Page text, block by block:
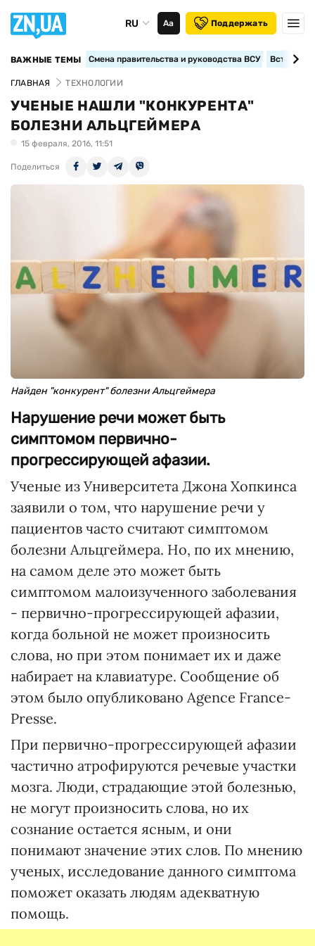
RU Аа Поддержать
ВАЖНЫЕ ТЕМЫ Смена правительства и руководства ВСУ
ГЛАВНАЯ ТЕХНОЛОГИИ
УЧЕНЫЕ НАШЛИ "КОНКУРЕНТА"
БОЛЕЗНИ АЛЬЦГЕЙМЕРА
15 февраля, 2016, 11:51
Поделиться
Найден "конкурент" болезни Альцгеймера
Нарушение речи может быть
симптомом первично-
прогрессирующей афазии.
Ученые из Университета Джона Хопкинса
заявили о том, что нарушение речи у
пациентов часто считают симптомом
болезни Альцгеймера. Но, по их мнению,
на самом деле это может быть
симптомом малоизученного заболевания
- первично-прогрессирующей афазии,
когда больной не может произносить
слова, но при этом понимает их и даже
набирает на клавиатуре. Сообщение об
этом было опубликовано Agence France-
Presse.
При первично-прогрессирующей афазии
частично атрофируются речевые участки
мозга. Люди, страдающие этой болезнью,
не могут произносить слова, но их
сознание остается ясным, и они
понимают значение этих слов. По мнению
ученых, исследование данного симптома
поможет оказать людям адекватную
помощь.